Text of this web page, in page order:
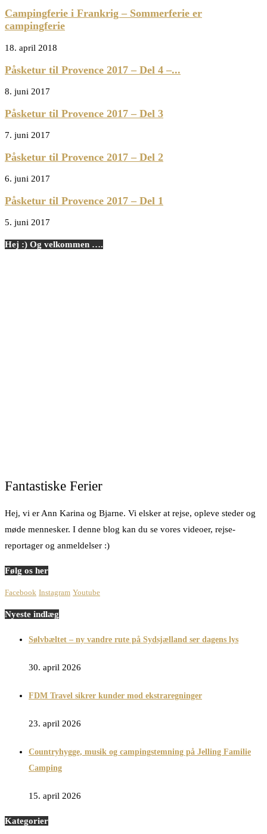
Campingferie i Frankrig – Sommerferie er
campingferie
18. april 2018
Påsketur til Provence 2017 – Del 4 –...
8. juni 2017
Påsketur til Provence 2017 – Del 3
7. juni 2017
Påsketur til Provence 2017 – Del 2
6. juni 2017
Påsketur til Provence 2017 – Del 1
5. juni 2017
Hej :) Og velkommen ….
Fantastiske Ferier
Hej, vi er Ann Karina og Bjarne. Vi elsker at rejse, opleve steder og
møde mennesker. I denne blog kan du se vores videoer, rejse-
reportager og anmeldelser :)
Følg os her
Facebook Instagram Youtube
Nyeste indlæg
Sølvbæltet – ny vandre rute på Sydsjælland ser dagens lys
30. april 2026
FDM Travel sikrer kunder mod ekstraregninger
23. april 2026
Countryhygge, musik og campingstemning på Jelling Familie
Camping
15. april 2026
Kategorier